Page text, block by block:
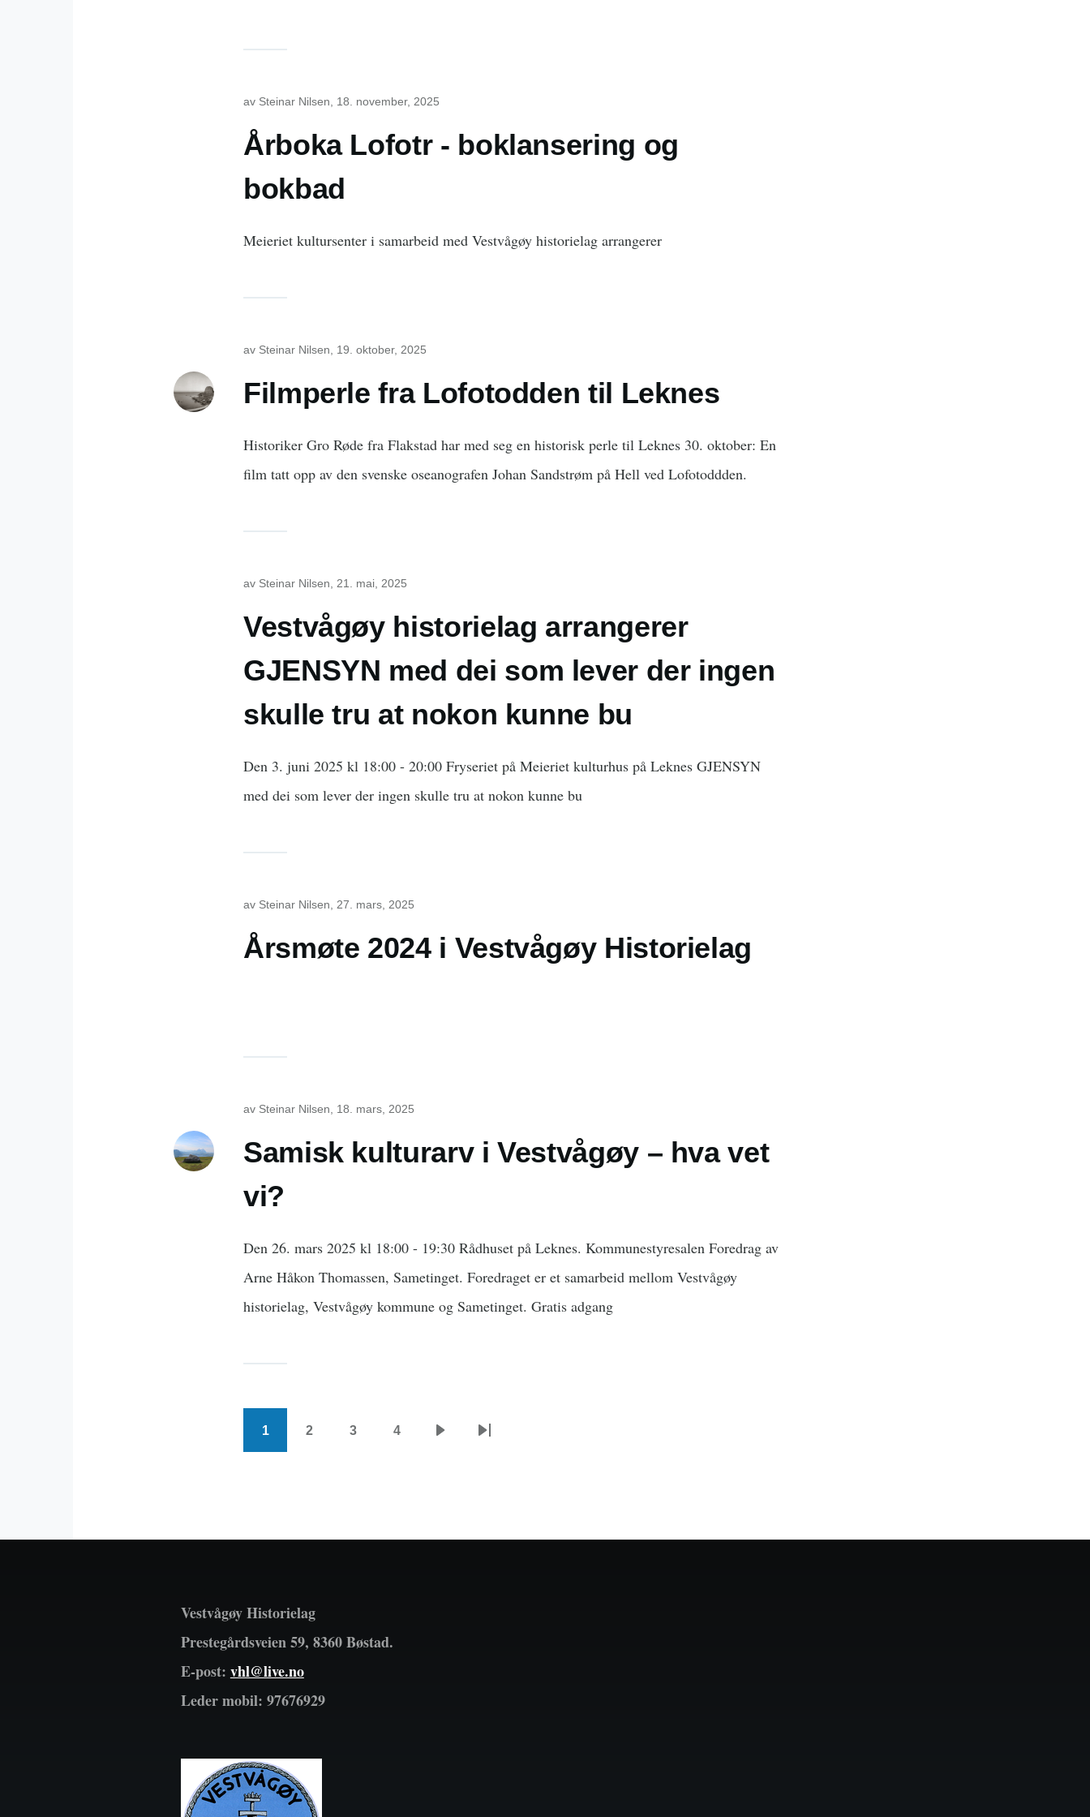
av Steinar Nilsen , 18. november, 2025
Årboka Lofotr - boklansering og
bokbad
Meieriet kultursenter i samarbeid med Vestvågøy historielag arrangerer
av Steinar Nilsen , 19. oktober, 2025
Filmperle fra Lofotodden til Leknes
Historiker Gro Røde fra Flakstad har med seg en historisk perle til Leknes 30. oktober: En
film tatt opp av den svenske oseanografen Johan Sandstrøm på Hell ved Lofotoddden.
av Steinar Nilsen , 21. mai, 2025
Vestvågøy historielag arrangerer
GJENSYN med dei som lever der ingen
skulle tru at nokon kunne bu
Den 3. juni 2025 kl 18:00 - 20:00 Fryseriet på Meieriet kulturhus på Leknes GJENSYN
med dei som lever der ingen skulle tru at nokon kunne bu
av Steinar Nilsen , 27. mars, 2025
Årsmøte 2024 i Vestvågøy Historielag
av Steinar Nilsen , 18. mars, 2025
Samisk kulturarv i Vestvågøy – hva vet
vi?
Den 26. mars 2025 kl 18:00 - 19:30 Rådhuset på Leknes. Kommunestyresalen Foredrag av
Arne Håkon Thomassen, Sametinget. Foredraget er et samarbeid mellom Vestvågøy
historielag, Vestvågøy kommune og Sametinget. Gratis adgang
Sider
1 2 3 4
Siste
Vestvågøy Historielag
Prestegårdsveien 59, 8360 Bøstad.
E-post: vhl@live.no
Leder mobil: 97676929